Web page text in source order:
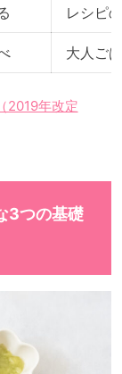
レシピ
大人ご
2019年改定
3つの基礎